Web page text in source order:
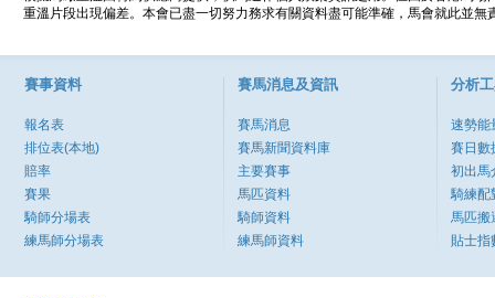
重溫片段出現偏差。本會已盡一切努力務求有關資料盡可能準確，馬會就此並
賽事資料
報名表
排位表(本地)
賠率
賽果
騎師分場表
練馬師分場表
賽馬消息及資訊
賽馬消息
賽馬新聞資料庫
主要賽事
馬匹資料
騎師資料
練馬師資料
分析
速勢能
賽日數
初出馬
騎練配
馬匹搬
貼士指